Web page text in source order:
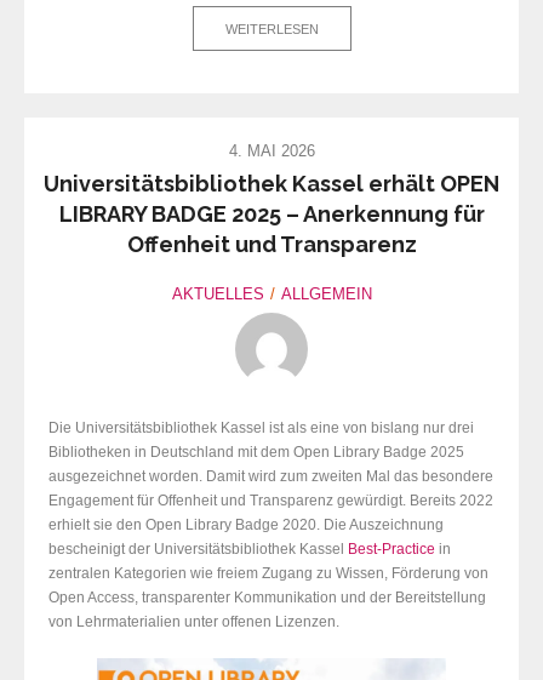
WEITERLESEN
4. MAI 2026
Universitätsbibliothek Kassel erhält OPEN
LIBRARY BADGE 2025 – Anerkennung für
Offenheit und Transparenz
AKTUELLES ALLGEMEIN
Die Universitätsbibliothek Kassel ist als eine von bislang nur drei
Bibliotheken in Deutschland mit dem Open Library Badge 2025
ausgezeichnet worden. Damit wird zum zweiten Mal das besondere
Engagement für Offenheit und Transparenz gewürdigt. Bereits 2022
erhielt sie den Open Library Badge 2020. Die Auszeichnung
bescheinigt der Universitätsbibliothek Kassel
Best-Practice in
zentralen Kategorien wie freiem Zugang zu Wissen, Förderung von
Open Access, transparenter Kommunikation und der Bereitstellung
von Lehrmaterialien unter offenen Lizenzen.